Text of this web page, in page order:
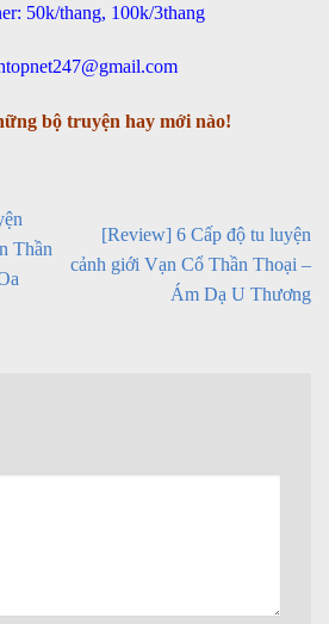
50k/thang, 100k/3thang
bộ truyện hay mới nào!
Thần
[Review] 6 Cấp độ tu luyện
cảnh giới Vạn Cổ Thần Thoại –
Ám Dạ U Thương